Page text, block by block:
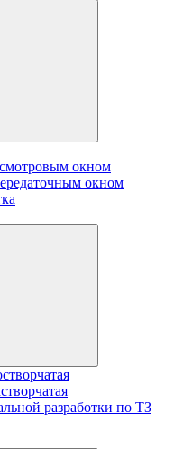
окном
окном
разработки по ТЗ